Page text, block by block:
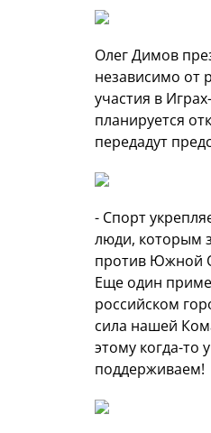
Олег Димов
независимо от
участия в
планируется
передадут
- Спорт
люди, которым
против Южной
Еще один
российском
сила нашей
этому когда-то
поддерживаем!